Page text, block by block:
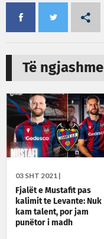
Të ngjashme
03 SHT 2021 |
Fjalët e Mustafit pas
kalimit te Levante: Nuk
kam talent, por jam
punëtor i madh